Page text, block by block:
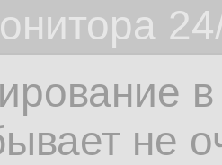
в
не